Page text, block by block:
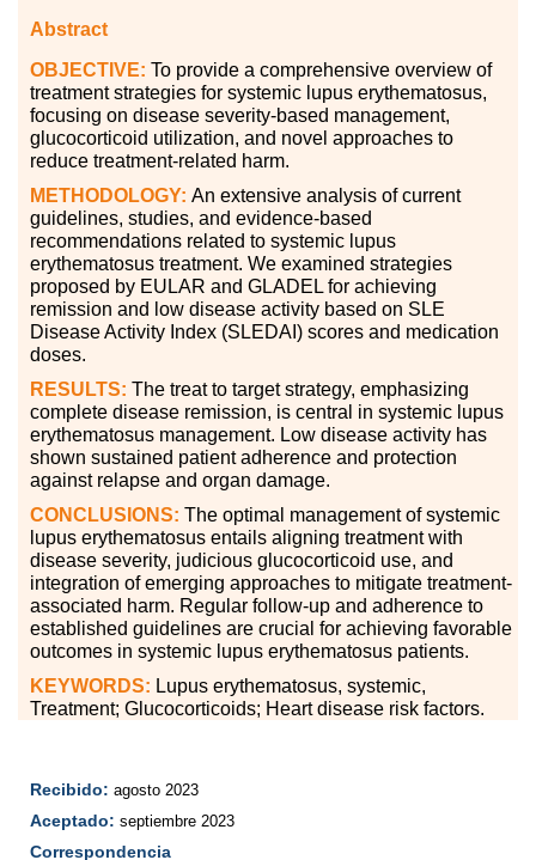
Abstract
OBJECTIVE: To provide a comprehensive overview of
treatment strategies for systemic lupus erythematosus,
focusing on disease severity-based management,
glucocorticoid utilization, and novel approaches to
reduce treatment-related harm.
METHODOLOGY: An extensive analysis of current
guidelines, studies, and evidence-based
recommendations related to systemic lupus
erythematosus treatment. We examined strategies
proposed by EULAR and GLADEL for achieving
remission and low disease activity based on SLE
Disease Activity Index (SLEDAI) scores and medication
doses.
RESULTS: The treat to target strategy, emphasizing
complete disease remission, is central in systemic lupus
erythematosus management. Low disease activity has
shown sustained patient adherence and protection
against relapse and organ damage.
CONCLUSIONS: The optimal management of systemic
lupus erythematosus entails aligning treatment with
disease severity, judicious glucocorticoid use, and
integration of emerging approaches to mitigate treatment-
associated harm. Regular follow-up and adherence to
established guidelines are crucial for achieving favorable
outcomes in systemic lupus erythematosus patients.
KEYWORDS: Lupus erythematosus, systemic,
Treatment; Glucocorticoids; Heart disease risk factors.
Recibido: agosto 2023
Aceptado: septiembre 2023
Correspondencia